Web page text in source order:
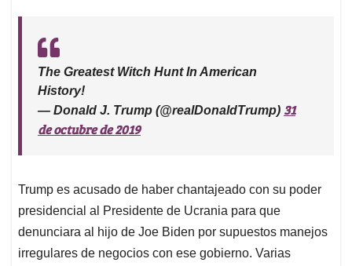
The Greatest Witch Hunt In American
History!
— Donald J. Trump (@realDonaldTrump) 31
de octubre de 2019
Trump es acusado de haber chantajeado con su poder
presidencial al Presidente de Ucrania para que
denunciara al hijo de Joe Biden por supuestos manejos
irregulares de negocios con ese gobierno. Varias